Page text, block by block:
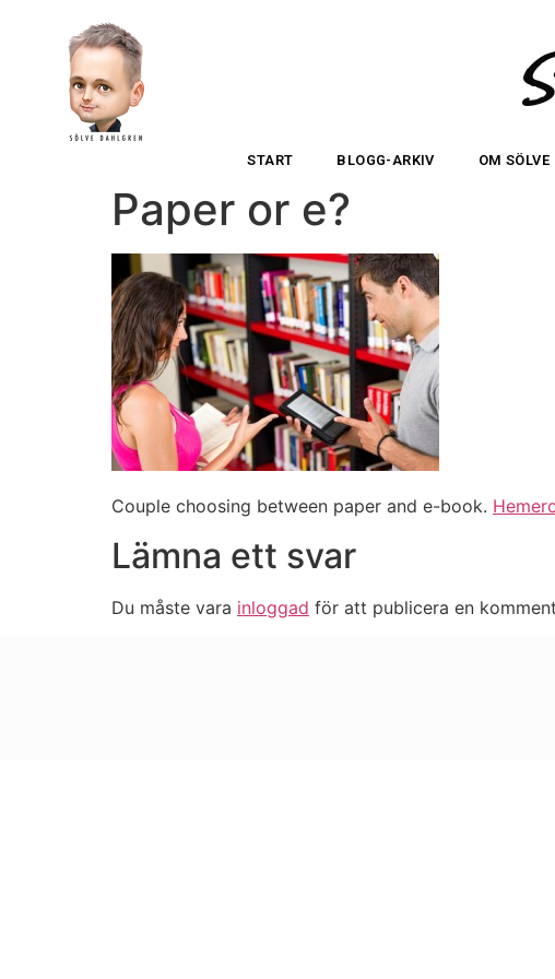
START BLOGG-ARKIV OM SÖLVE
Paper or e?
Couple choosing between paper and e-book.
Lämna ett svar
Du måste vara inloggad för att publicera en